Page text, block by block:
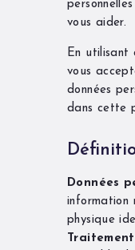
vous aider.
En utilisant
vous
données
dans cette
Données
information
physique